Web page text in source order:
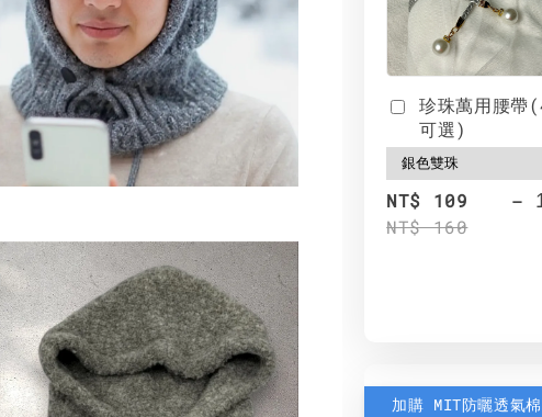
珍珠萬用腰帶
可選)
NT$ 109
NT$ 160
-
加購 MIT防曬透氣